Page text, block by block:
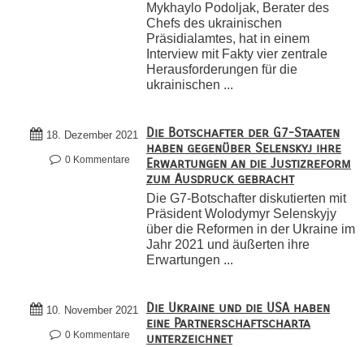
Mykhaylo Podoljak, Berater des
Chefs des ukrainischen
Präsidialamtes, hat in einem
Interview mit Fakty vier zentrale
Herausforderungen für die
ukrainischen ...
18. Dezember 2021
0 Kommentare
Die Botschafter der G7-Staaten
haben gegenüber Selenskyj ihre
Erwartungen an die Justizreform
zum Ausdruck gebracht
Die G7-Botschafter diskutierten mit
Präsident Wolodymyr Selenskyjy
über die Reformen in der Ukraine im
Jahr 2021 und äußerten ihre
Erwartungen ...
10. November 2021
0 Kommentare
Die Ukraine und die USA haben
eine Partnerschaftscharta
unterzeichnet